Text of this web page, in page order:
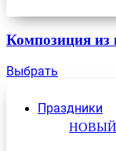
Праздники
НОВЫЙ
Композиция из
Выбрать